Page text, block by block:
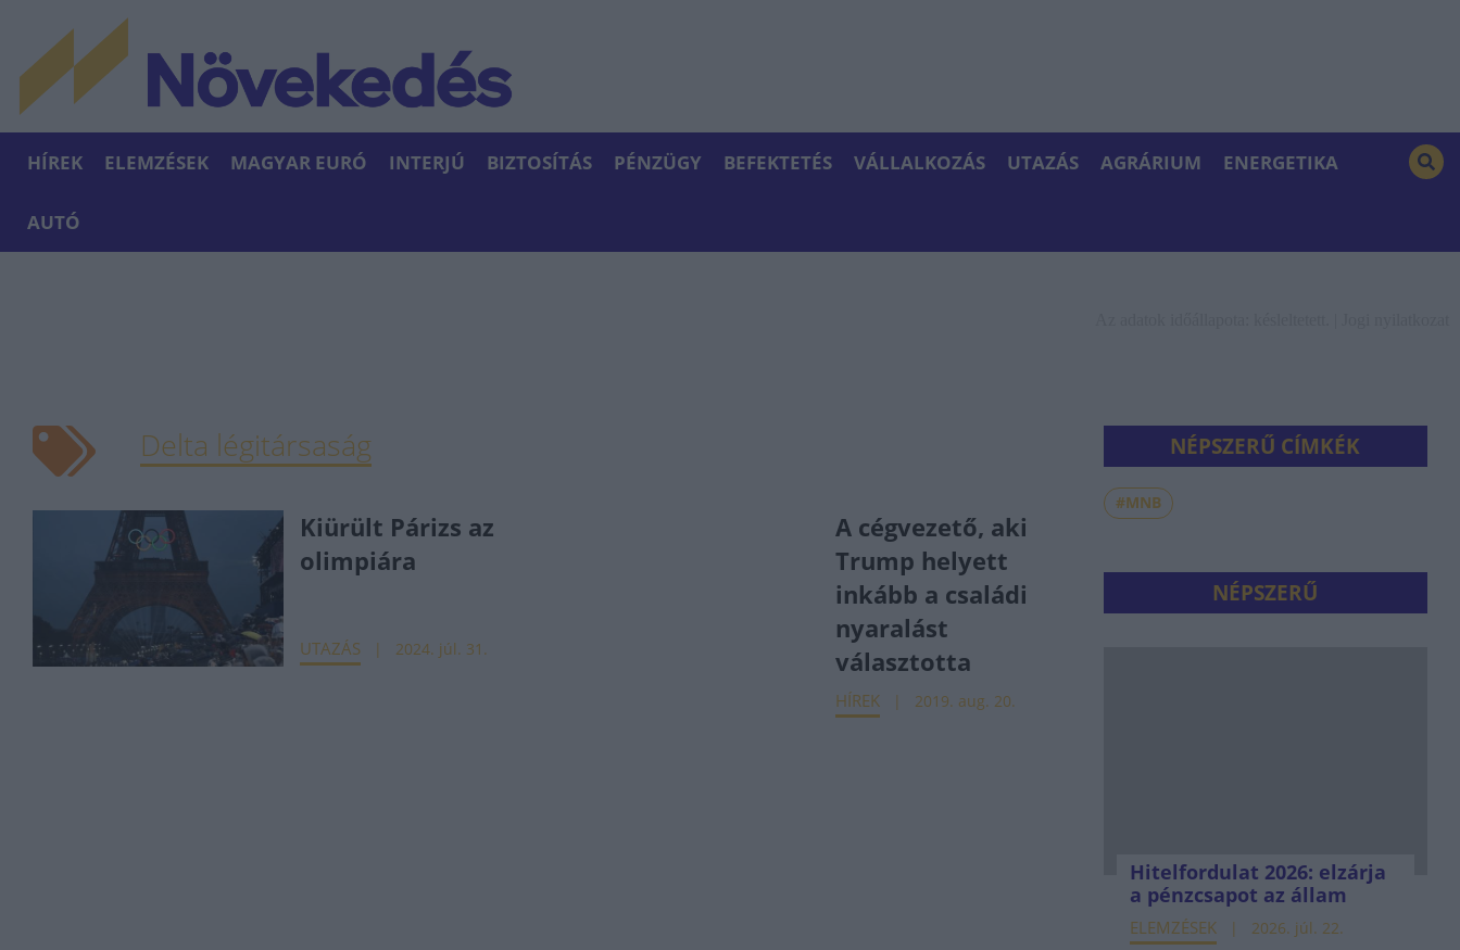
HÍREK ELEMZÉSEK MAGYAR EURÓ INTERJÚ BIZTOSÍTÁS PÉNZÜGY BEFEKTETÉS VÁLLALKOZÁS UTAZÁS AGRÁRIUM ENERGETIKA
AUTÓ
Delta légitársaság
Kiürült Párizs az
olimpiára
UTAZÁS 2024. júl. 31.
A cégvezető, aki
Trump helyett
inkább a családi
nyaralást
választotta
HÍREK 2019. aug. 20.
NÉPSZERŰ CÍMKÉK
#MNB
NÉPSZERŰ
Hitelfordulat 2026: elzárja
a pénzcsapot az állam
ELEMZÉSEK 2026. júl. 22.